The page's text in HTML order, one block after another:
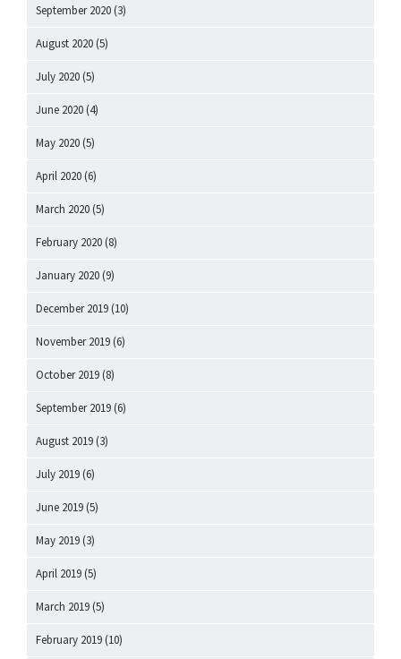
September 2020 (3)
August 2020 (5)
July 2020 (5)
June 2020 (4)
May 2020 (5)
April 2020 (6)
March 2020 (5)
February 2020 (8)
January 2020 (9)
December 2019 (10)
November 2019 (6)
October 2019 (8)
September 2019 (6)
August 2019 (3)
July 2019 (6)
June 2019 (5)
May 2019 (3)
April 2019 (5)
March 2019 (5)
February 2019 (10)